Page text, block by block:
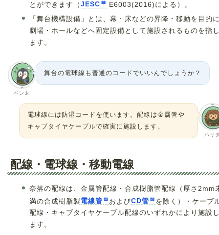
とができます（ JESC
E6003(2016)による）。
「舞台機構設備」とは、幕・床などの昇降・移動を目的
劇場・ホールなどへ固定設備として施設されるものを指
ます。
ペン太
舞台の電球線も普通のコードでいいんでしょうか？
ハリ
電球線には防湿コードを使います。配線は金属管や
キャブタイヤケーブルで確実に施設します。
配線・電球線・移動電線
奈落の配線は、金属管配線・合成樹脂管配線（厚さ2mm
満の合成樹脂製 電線管 およびCD管
を除く）・ケーブ
配線・キャブタイヤケーブル配線のいずれかにより施設
ます。